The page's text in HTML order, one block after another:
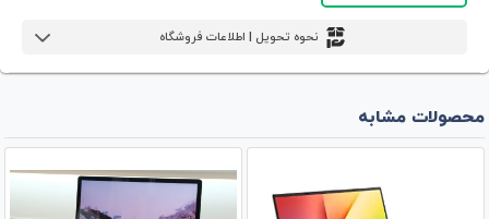
نحوه تحویل | اطلاعات فروشگاه
محصولات مشابه